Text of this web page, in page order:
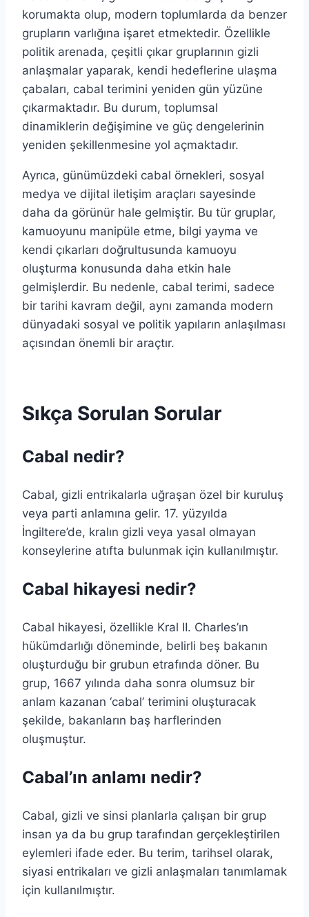
korumakta olup, modern toplumlarda da benzer
grupların varlığına işaret etmektedir. Özellikle
politik arenada, çeşitli çıkar gruplarının gizli
anlaşmalar yaparak, kendi hedeflerine ulaşma
çabaları, cabal terimini yeniden gün yüzüne
çıkarmaktadır. Bu durum, toplumsal
dinamiklerin değişimine ve güç dengelerinin
yeniden şekillenmesine yol açmaktadır.
Ayrıca, günümüzdeki cabal örnekleri, sosyal
medya ve dijital iletişim araçları sayesinde
daha da görünür hale gelmiştir. Bu tür gruplar,
kamuoyunu manipüle etme, bilgi yayma ve
kendi çıkarları doğrultusunda kamuoyu
oluşturma konusunda daha etkin hale
gelmişlerdir. Bu nedenle, cabal terimi, sadece
bir tarihi kavram değil, aynı zamanda modern
dünyadaki sosyal ve politik yapıların anlaşılması
açısından önemli bir araçtır.
Sıkça Sorulan Sorular
Cabal nedir?
Cabal, gizli entrikalarla uğraşan özel bir kuruluş
veya parti anlamına gelir. 17. yüzyılda
İngiltere’de, kralın gizli veya yasal olmayan
konseylerine atıfta bulunmak için kullanılmıştır.
Cabal hikayesi nedir?
Cabal hikayesi, özellikle Kral II. Charles’ın
hükümdarlığı döneminde, belirli beş bakanın
oluşturduğu bir grubun etrafında döner. Bu
grup, 1667 yılında daha sonra olumsuz bir
anlam kazanan ‘cabal’ terimini oluşturacak
şekilde, bakanların baş harflerinden
oluşmuştur.
Cabal’ın anlamı nedir?
Cabal, gizli ve sinsi planlarla çalışan bir grup
insan ya da bu grup tarafından gerçekleştirilen
eylemleri ifade eder. Bu terim, tarihsel olarak,
siyasi entrikaları ve gizli anlaşmaları tanımlamak
için kullanılmıştır.